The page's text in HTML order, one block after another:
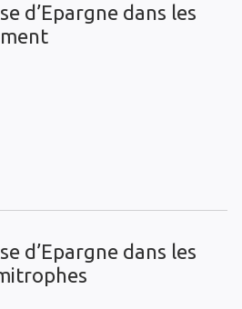
d’Epargne dans les
d’Epargne dans les